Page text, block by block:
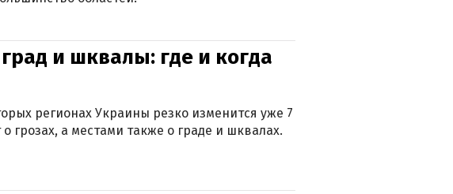
и шквалы: где и когда
регионах Украины резко изменится уже 7
грозах, а местами также о граде и шквалах.